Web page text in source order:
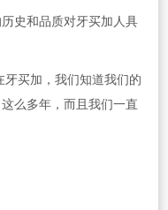
史和品质对牙买加人具
牙买加，我们知道我们的
么多年，而且我们一直